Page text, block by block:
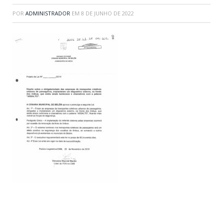
POR ADMINISTRADOR EM 8 DE JUNHO DE 2022